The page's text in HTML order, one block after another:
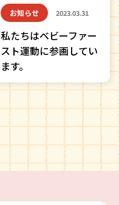
お知らせ 2023.03.31
私たちはベビーファー
スト運動に参画してい
ます。